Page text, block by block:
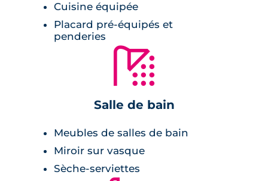
jardin avec terrasse en bois.
Cuisine équipée
Placard pré-équipés et
penderies
🚿
Salle de bain
Meubles de salles de bain
Miroir sur vasque
Sèche-serviettes